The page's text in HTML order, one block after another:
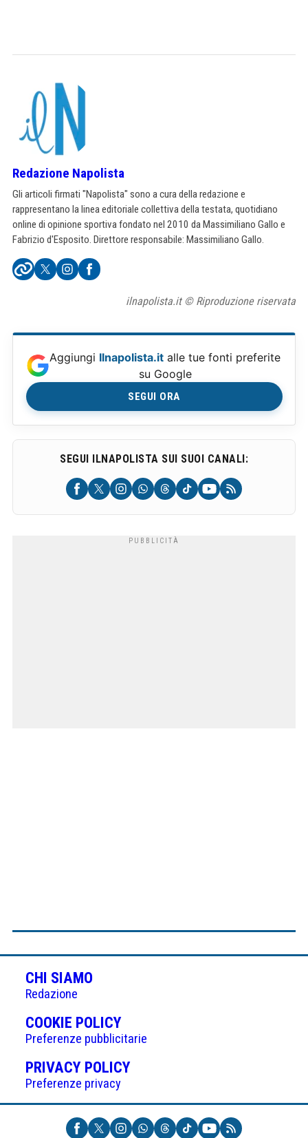
Redazione Napolista
Gli articoli firmati "Napolista" sono a cura della redazione e
rappresentano la linea editoriale collettiva della testata, quotidiano
online di opinione sportiva fondato nel 2010 da Massimiliano Gallo e
Fabrizio d'Esposito. Direttore responsabile: Massimiliano Gallo.
ilnapolista.it © Riproduzione riservata
Aggiungi Ilnapolista.it alle tue fonti preferite
su Google
SEGUI ORA
SEGUI ILNAPOLISTA SUI SUOI CANALI:
CHI SIAMO
Redazione
COOKIE POLICY(APRE
IN
UNA
NUOVA
Preferenze pubblicitarie
PRIVACY POLICY(APRE
UNA
NUOVA
Preferenze privacy